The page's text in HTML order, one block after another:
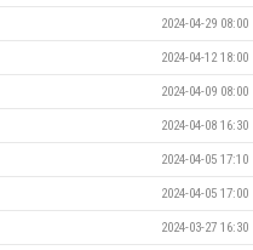
2024-04-29 08:00
2024-04-12 18:00
2024-04-09 08:00
2024-04-08 16:30
2024-04-05 17:10
2024-04-05 17:00
2024-03-27 16:30